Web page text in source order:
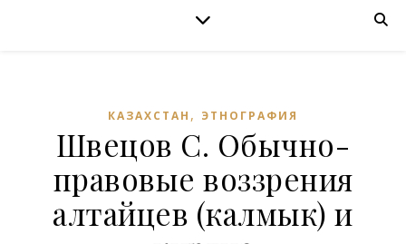
КАЗАХСТАН , ЭТНОГРАФИЯ
Швецов С. Обычно-
правовые воззрения
алтайцев (калмык) и